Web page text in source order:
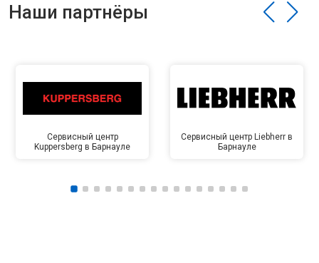
Наши партнёры
Сервисный центр
Kuppersberg в Барнауле
Сервисный центр Liebherr в
Барнауле